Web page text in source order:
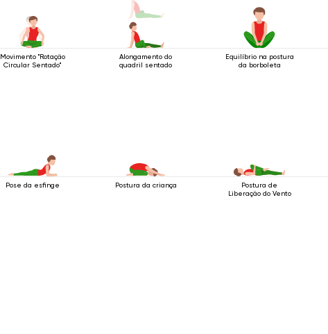
Movimento "Rotação
Circular Sentado"
Alongamento do
quadril sentado
Equilíbrio na postura
da borboleta
Pose da esfinge Postura da criança
Postura de
Liberação do Vento